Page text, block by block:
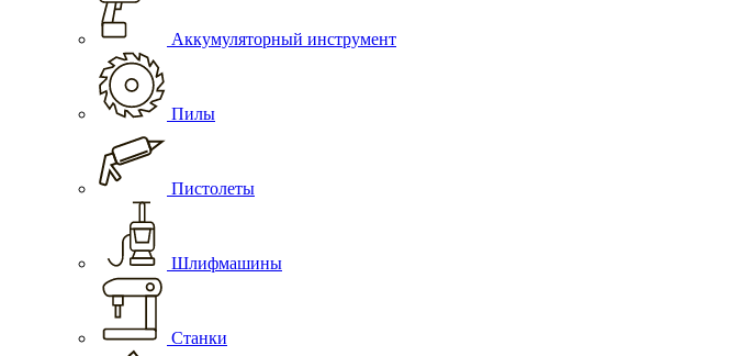
Аккумуляторный инструмент
Пилы
Пистолеты
Шлифмашины
Станки